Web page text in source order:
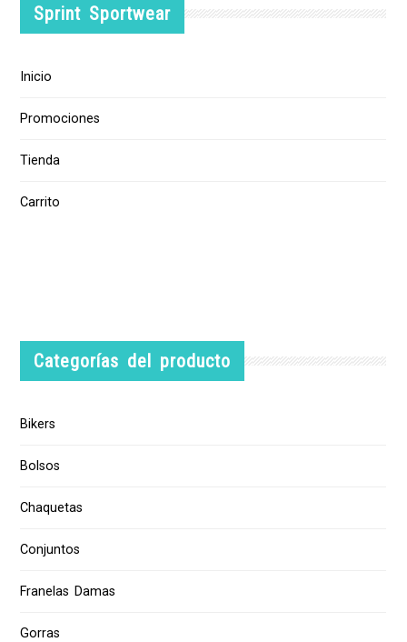
Sprint Sportwear
Inicio
Promociones
Tienda
Carrito
Categorías del producto
Bikers
Bolsos
Chaquetas
Conjuntos
Franelas Damas
Gorras